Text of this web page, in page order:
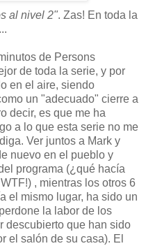
al nivel 2". Zas! En toda la
de Persons
de toda la serie, y por
en el aire, siendo
un "adecuado" cierre a
decir, es que me ha
a lo que esta serie no me
Ver juntos a Mark y
nuevo en el pueblo y
programa (¿qué hacía
, mientras los otros 6
el mismo lugar, ha sido un
la labor de los
descubierto que han sido
el salón de su casa). El